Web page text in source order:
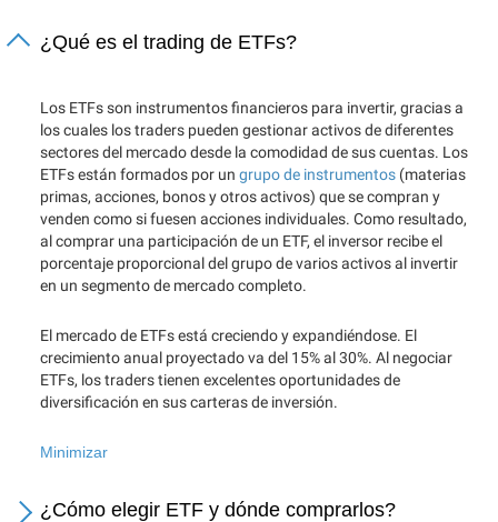
¿Qué es el trading de ETFs?
Los ETFs son instrumentos financieros para invertir, gracias a
los cuales los traders pueden gestionar activos de diferentes
sectores del mercado desde la comodidad de sus cuentas. Los
ETFs están formados por un grupo de instrumentos (materias
primas, acciones, bonos y otros activos) que se compran y
venden como si fuesen acciones individuales. Como resultado,
al comprar una participación de un ETF, el inversor recibe el
porcentaje proporcional del grupo de varios activos al invertir
en un segmento de mercado completo.
El mercado de ETFs está creciendo y expandiéndose. El
crecimiento anual proyectado va del 15% al 30%. Al negociar
ETFs, los traders tienen excelentes oportunidades de
diversificación en sus carteras de inversión.
Minimizar
¿Cómo elegir ETF y dónde comprarlos?